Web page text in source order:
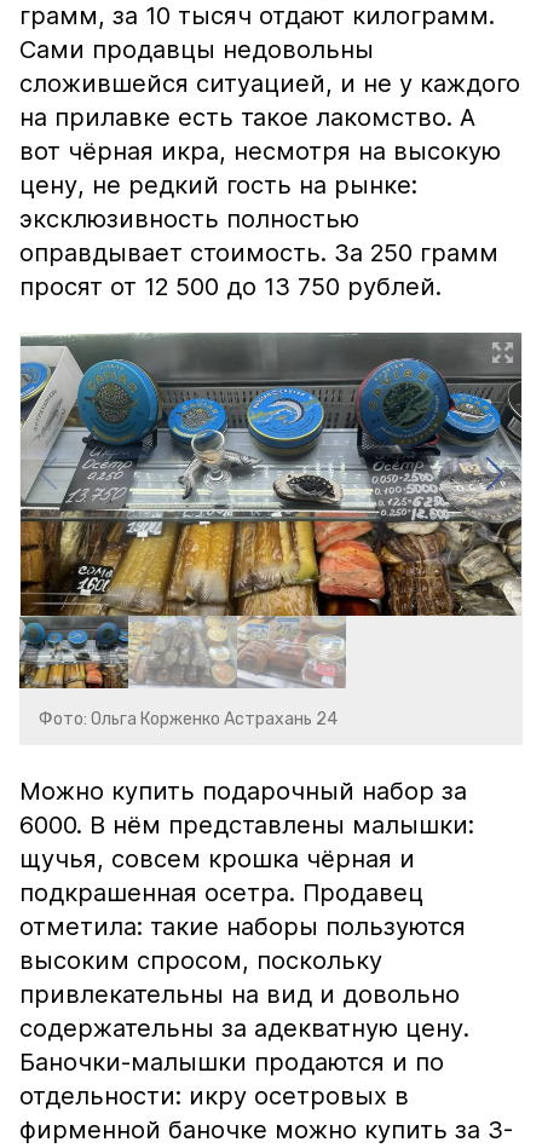
грамм, за 10 тысяч отдают килограмм.
Сами продавцы недовольны
сложившейся ситуацией, и не у каждого
на прилавке есть такое лакомство. А
вот чёрная икра, несмотря на высокую
цену, не редкий гость на рынке:
эксклюзивность полностью
оправдывает стоимость. За 250 грамм
просят от 12 500 до 13 750 рублей.
Фото: Ольга Корженко Астрахань 24
Можно купить подарочный набор за
6000. В нём представлены малышки:
щучья, совсем крошка чёрная и
подкрашенная осетра. Продавец
отметила: такие наборы пользуются
высоким спросом, поскольку
привлекательны на вид и довольно
содержательны за адекватную цену.
Баночки-малышки продаются и по
отдельности: икру осетровых в
фирменной баночке можно купить за 3-